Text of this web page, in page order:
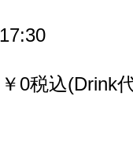
0税込(Drink